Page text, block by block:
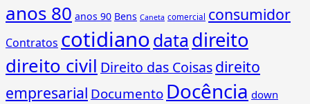
anos 80 anos 90 Bens Caneta comercial consumidor
Contratos cotidianodata direito
direito civil Direito das Coisasdireito
empresarial Documento Docência down